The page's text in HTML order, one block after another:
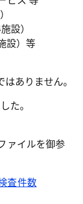
設）
設）等
ありません。
た。
ァイルを御参
査件数